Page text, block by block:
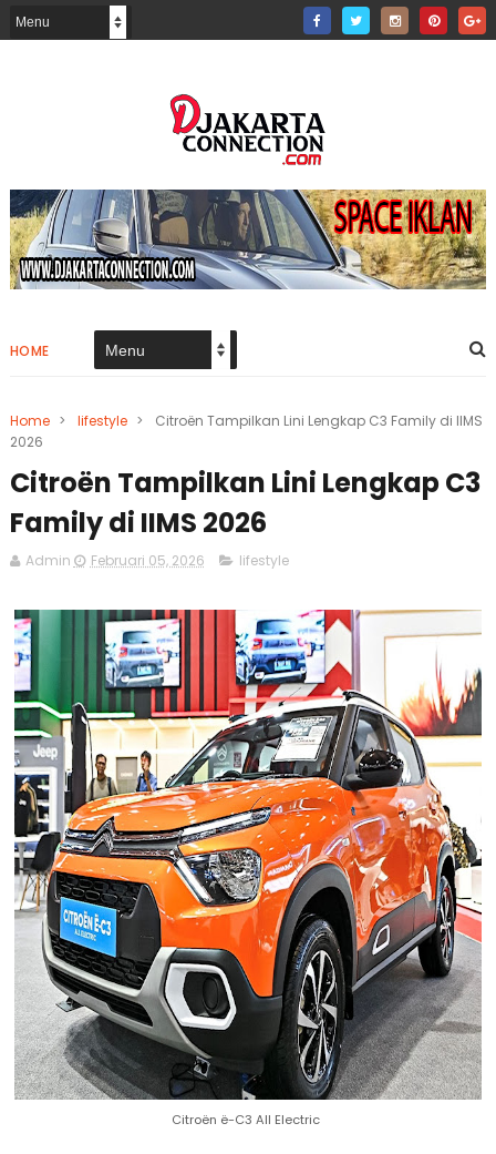
HOME
Home > lifestyle >
Citroën Tampilkan Lini Lengkap C3 Family di IIMS
2026
Citroën Tampilkan Lini Lengkap C3
Family di IIMS 2026
Admin Februari 05, 2026 lifestyle
Citroën ë-C3 All Electric